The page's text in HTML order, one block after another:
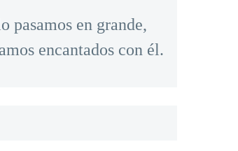
pasamos en grande,
encantados con él.